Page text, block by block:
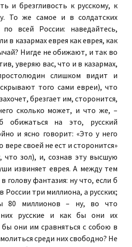
и брезгливость к русскому, к
То же самое и в солдатских
всей России: наведайтесь,
в казармах еврея как еврея, как
Нигде не обижают, и так во
уверяю вас, что и в казармах,
слишком видит и
того сами евреи), что
брезгает им, сторонится,
сколько может, и что же, –
обижаться на это, русский
и ясно говорит: «Это у него
вере своей не ест и сторонится»
что зол), и, сознав эту высшую
извиняет еврея. А между тем
голову фантазия: ну что, если б
России три миллиона, а русских;
80 миллионов – ну, во что
русские и как бы они их
они им сравняться с собою в
среди них свободно? Не